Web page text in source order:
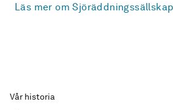
Läs mer om
Vår historia